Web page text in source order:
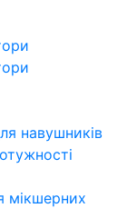
навушників
мікшерних